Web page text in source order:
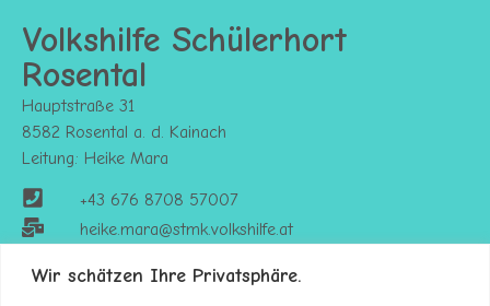
Wir schätzen Ihre Privatsphäre.
Volkshilfe Schülerhort
Rosental
Hauptstraße 31
8582 Rosental a. d. Kainach
Leitung: Heike Mara
+43 676 8708 57007
heike.mara@stmk.volkshilfe.at
https://stmk.volkshilfe.at/kinderbetreuung